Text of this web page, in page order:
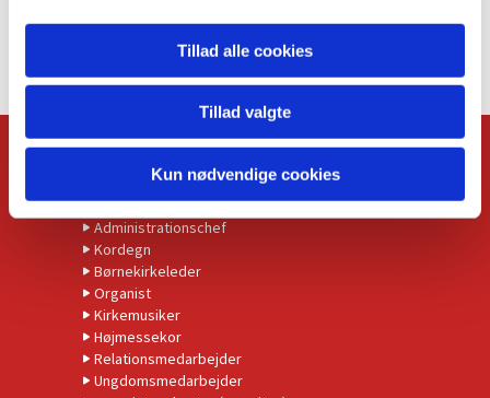
Tillad alle cookies
Tillad valgte
Kun nødvendige cookies
Kirkens præster
Administrationschef
Kordegn
Børnekirkeleder
Organist
Kirkemusiker
Højmessekor
Relationsmedarbejder
Ungdomsmedarbejder